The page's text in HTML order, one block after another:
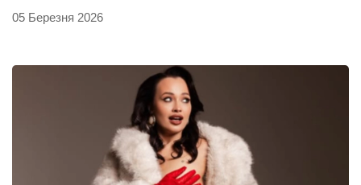
05 Березня 2026